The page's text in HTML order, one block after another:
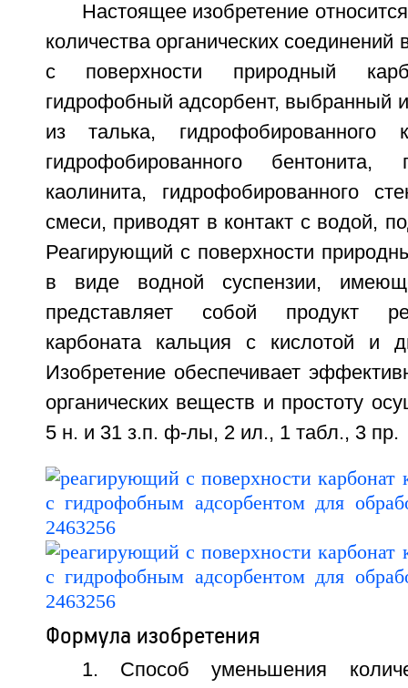
Настоящее изобретение
количества органических
с поверхности природный
гидрофобный адсорбент, выбранный
из талька, гидрофобированного
гидрофобированного бентонита,
каолинита, гидрофобированного
смеси, приводят в контакт с водой,
Реагирующий с поверхности
в виде водной суспензии,
представляет собой продукт
карбоната кальция с кислотой и
Изобретение обеспечивает
органических веществ и простоту
5 н. и 31 з.п. ф-лы, 2 ил., 1 табл., 3 пр.
Формула изобретения
1. Способ уменьшения